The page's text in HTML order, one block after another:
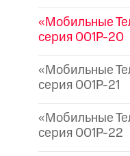
«Мобильные
серия 001P-20
«Мобильные
серия 001P-21
«Мобильные
серия 001P-22